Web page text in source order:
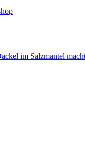
im Salzmantel